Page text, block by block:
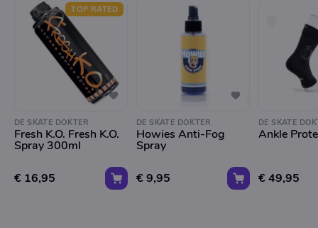
TOP RATED
DE SKATE DOKTER
Fresh K.O. Fresh K.O.
Spray 300ml
€ 16,95
DE SKATE DOKTER
Howies Anti-Fog
Spray
€ 9,95
DE SKATE
Ankle
€ 49,95